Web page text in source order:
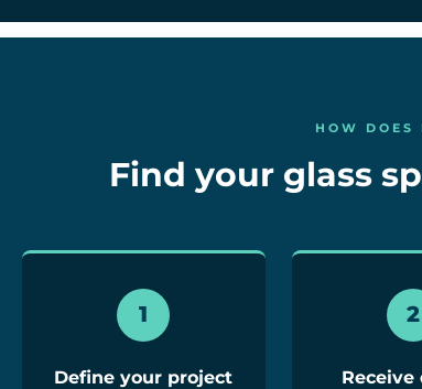
HOW DOES
Find your glass
1
Define your project
2
Receive